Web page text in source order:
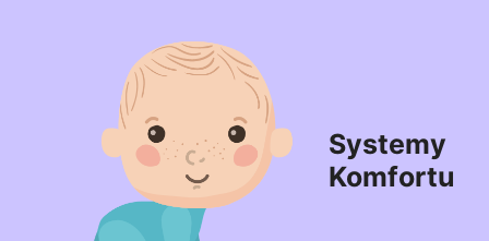
Systemy
Komfortu